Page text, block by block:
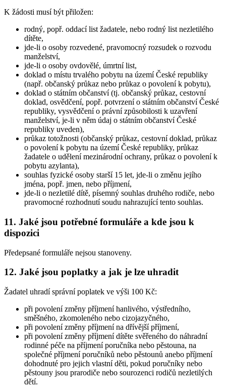
K žádosti musí být přiložen:
rodný, popř. oddací list žadatele, nebo rodný list nezletilého
dítěte,
jde-li o osoby rozvedené, pravomocný rozsudek o rozvodu
manželství,
jde-li o osoby ovdovělé, úmrtní list,
doklad o místu trvalého pobytu na území České republiky
(např. občanský průkaz nebo průkaz o povolení k pobytu),
doklad o státním občanství (tj. občanský průkaz, cestovní
doklad, osvědčení, popř. potvrzení o státním občanství České
republiky, vysvědčení o právní způsobilosti k uzavření
manželství, je-li v něm údaj o státním občanství České
republiky uveden),
průkaz totožnosti (občanský průkaz, cestovní doklad, průkaz
o povolení k pobytu na území České republiky, průkaz
žadatele o udělení mezinárodní ochrany, průkaz o povolení k
pobytu azylanta),
souhlas fyzické osoby starší 15 let, jde-li o změnu jejího
jména, popř. jmen, nebo příjmení,
jde-li o nezletilé dítě, písemný souhlas druhého rodiče, nebo
pravomocné rozhodnutí soudu nahrazující tento souhlas.
11. Jaké jsou potřebné formuláře a kde jsou k
dispozici
Předepsané formuláře nejsou stanoveny.
12. Jaké jsou poplatky a jak je lze uhradit
Žadatel uhradí správní poplatek ve výši 100 Kč:
při povolení změny příjmení hanlivého, výstředního,
směšného, zkomoleného nebo cizojazyčného,
při povolení změny příjmení na dřívější příjmení,
při povolení změny příjmení dítěte svěřeného do náhradní
rodinné péče na příjmení poručníka nebo pěstouna, na
společné příjmení poručníků nebo pěstounů anebo příjmení
dohodnuté pro jejich vlastní děti, pokud poručníky nebo
pěstouny jsou prarodiče nebo sourozenci rodičů nezletilých
dětí.